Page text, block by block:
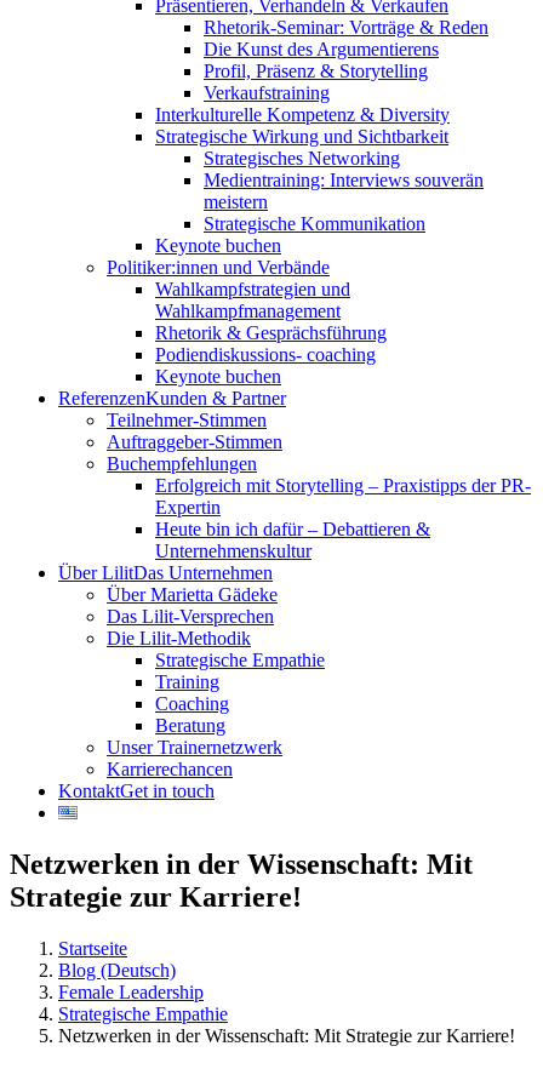
Präsentieren, Verhandeln & Verkaufen
Rhetorik-Seminar: Vorträge & Reden
Die Kunst des Argumentierens
Profil, Präsenz & Storytelling
Verkaufstraining
Interkulturelle Kompetenz & Diversity
Strategische Wirkung und Sichtbarkeit
Strategisches Networking
Medientraining: Interviews souverän
meistern
Strategische Kommunikation
Keynote buchen
Politiker:innen und Verbände
Wahlkampfstrategien und
Wahlkampfmanagement
Rhetorik & Gesprächsführung
Podiendiskussions- coaching
Keynote buchen
ReferenzenKunden & Partner
Teilnehmer-Stimmen
Auftraggeber-Stimmen
Buchempfehlungen
Erfolgreich mit Storytelling – Praxistipps der PR-
Expertin
Heute bin ich dafür – Debattieren &
Unternehmenskultur
Über LilitDas Unternehmen
Über Marietta Gädeke
Das Lilit-Versprechen
Die Lilit-Methodik
Strategische Empathie
Training
Coaching
Beratung
Unser Trainernetzwerk
Karrierechancen
KontaktGet in touch
Netzwerken in der Wissenschaft: Mit
Strategie zur Karriere!
Startseite
Blog (Deutsch)
Female Leadership
Strategische Empathie
Netzwerken in der Wissenschaft: Mit Strategie zur Karriere!